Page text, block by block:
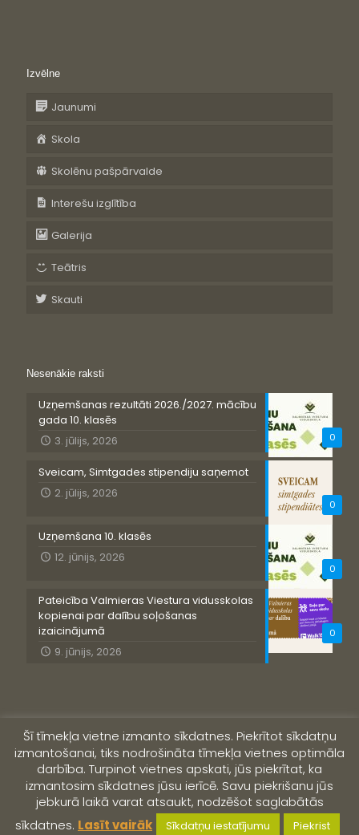
Izvēlne
Jaunumi
Skola
Skolēnu pašpārvalde
Interešu izglītība
Galerija
Teātris
Skauti
Nesenākie raksti
0
Uzņemšanas rezultāti 2026./2027. mācību
gada 10. klasēs
3. jūlijs, 2026
0
Sveicam, Simtgades stipendiju saņemot
2. jūlijs, 2026
0
Uzņemšana 10. klasēs
12. jūnijs, 2026
0
Pateicība Valmieras Viestura vidusskolas
kopienai par dalību soļošanas
izaicinājumā
9. jūnijs, 2026
© 2019 Valmieras Viestura vidusskola
Šī tīmekļa vietne izmanto sīkdatnes. Piekrītot sīkdatņu
izmantošanai, tiks nodrošināta tīmekļa vietnes optimāla
darbība. Turpinot vietnes apskati, jūs piekrītat, ka
izmantosim sīkdatnes jūsu ierīcē. Savu piekrišanu jūs
jebkurā laikā varat atsaukt, nodzēšot saglabātās
sīkdatnes. Lasīt vairāk Sīkdatņu iestatījumu Piekrist